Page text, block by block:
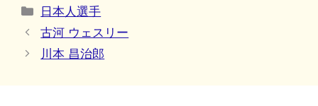
カ
テ
リ
日本人選手
古河 ウェスリー
川本 昌治郎